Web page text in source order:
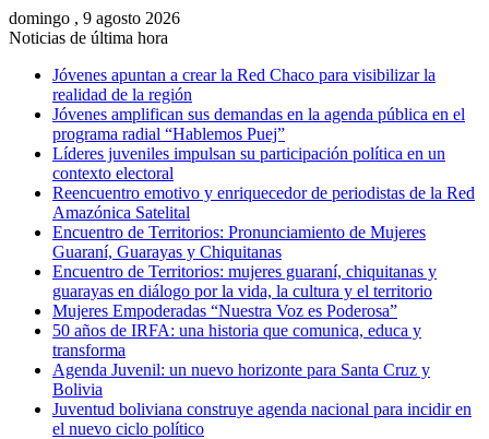
domingo , 9 agosto 2026
Noticias de última hora
Jóvenes apuntan a crear la Red Chaco para visibilizar la
realidad de la región
Jóvenes amplifican sus demandas en la agenda pública en el
programa radial “Hablemos Puej”
Líderes juveniles impulsan su participación política en un
contexto electoral
Reencuentro emotivo y enriquecedor de periodistas de la Red
Amazónica Satelital
Encuentro de Territorios: Pronunciamiento de Mujeres
Guaraní, Guarayas y Chiquitanas
Encuentro de Territorios: mujeres guaraní, chiquitanas y
guarayas en diálogo por la vida, la cultura y el territorio
Mujeres Empoderadas “Nuestra Voz es Poderosa”
50 años de IRFA: una historia que comunica, educa y
transforma
Agenda Juvenil: un nuevo horizonte para Santa Cruz y
Bolivia
Juventud boliviana construye agenda nacional para incidir en
el nuevo ciclo político